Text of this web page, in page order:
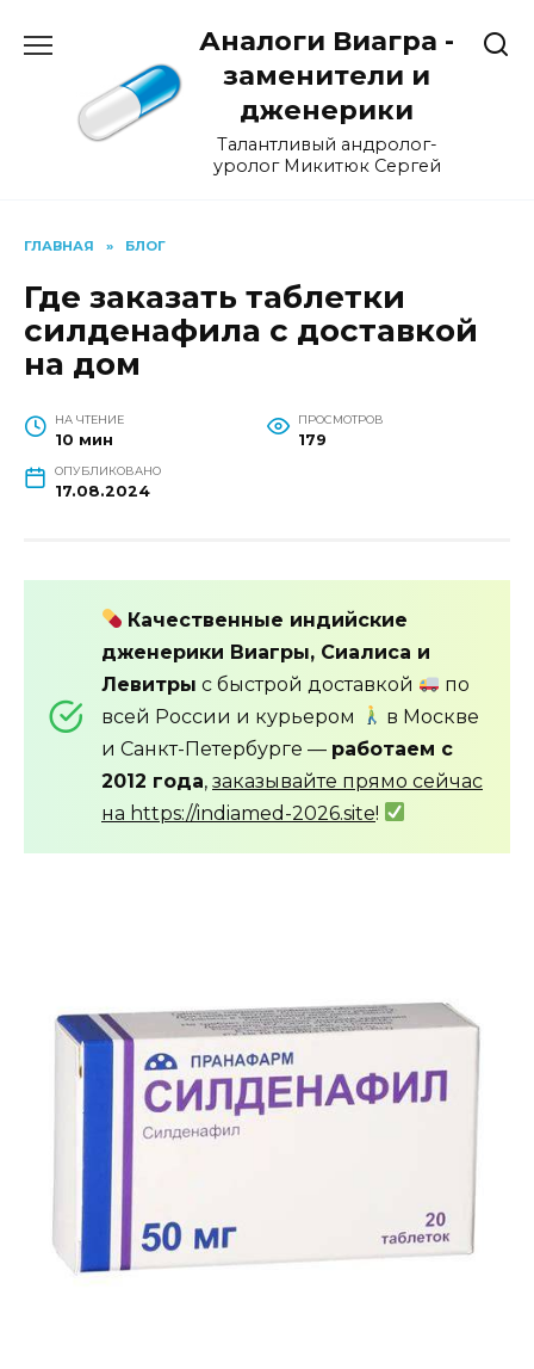
Аналоги Виагра -
заменители и
дженерики
Талантливый андролог-
уролог Микитюк Сергей
ГЛАВНАЯ » БЛОГ
Где заказать таблетки
силденафила с доставкой
на дом
НА ЧТЕНИЕ
10 мин
ПРОСМОТРОВ
179
ОПУБЛИКОВАНО
17.08.2024
Качественные индийские
дженерики Виагры, Сиалиса и
Левитры с быстрой доставкой
по
всей России и курьером
в Москве
и Санкт-Петербурге — работаем с
2012 года, заказывайте прямо сейчас
на https://indiamed-2026.site!